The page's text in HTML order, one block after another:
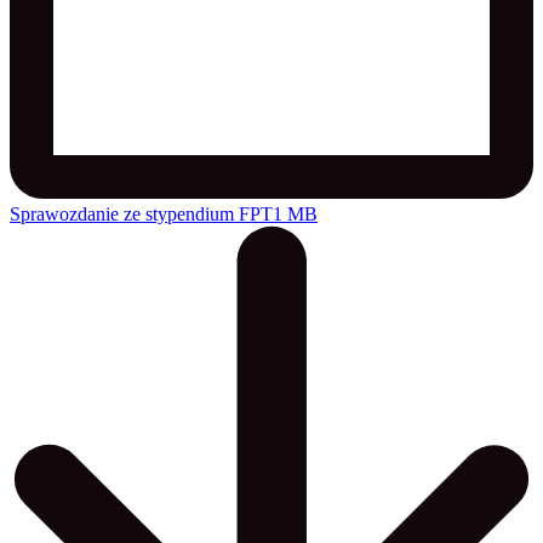
Sprawozdanie ze stypendium FPT1 MB